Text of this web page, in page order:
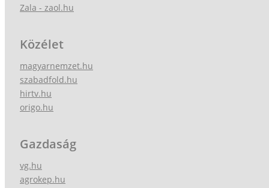
Zala - zaol.hu
Közélet
magyarnemzet.hu
szabadfold.hu
hirtv.hu
origo.hu
Gazdaság
vg.hu
agrokep.hu